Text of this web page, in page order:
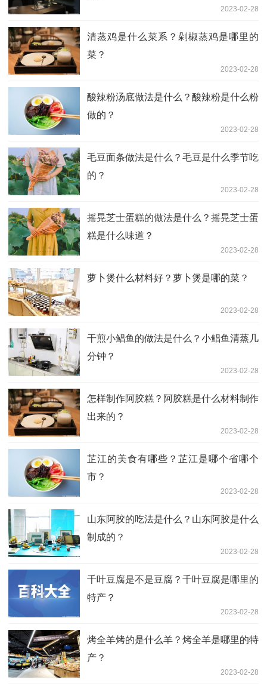
2023-02-28
清蒸鸡是什么菜系？剁椒蒸鸡是哪里的
菜？
2023-02-28
酸辣粉汤底做法是什么？酸辣粉是什么粉
做的？
2023-02-28
毛豆面条做法是什么？毛豆是什么季节吃
的？
2023-02-28
摇晃芝士蛋糕的做法是什么？摇晃芝士蛋
糕是什么味道？
2023-02-28
萝卜煲什么材料好？萝卜煲是哪的菜？
2023-02-28
干煎小鲳鱼的做法是什么？小鲳鱼清蒸几
分钟？
2023-02-28
怎样制作阿胶糕？阿胶糕是什么材料制作
出来的？
2023-02-28
芷江的美食有哪些？芷江是哪个省哪个
市？
2023-02-28
山东阿胶的吃法是什么？山东阿胶是什么
制成的？
2023-02-28
千叶豆腐是不是豆腐？千叶豆腐是哪里的
特产？
2023-02-28
烤全羊烤的是什么羊？烤全羊是哪里的特
产？
2023-02-28